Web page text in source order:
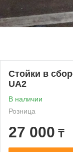
Стойки в
UA2
В наличии
Розница
27 000 ₸